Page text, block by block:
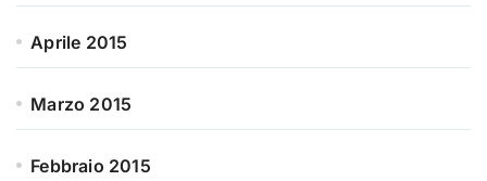
Aprile 2015
Marzo 2015
Febbraio 2015